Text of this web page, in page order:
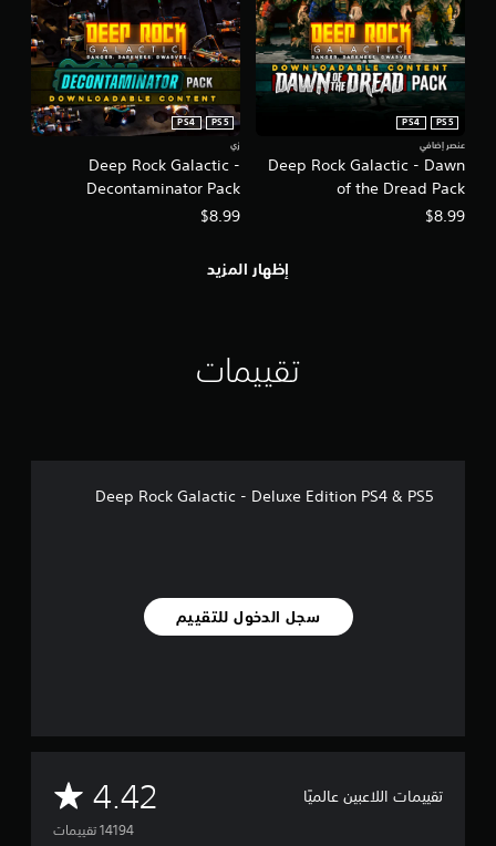
Deep Rock Galactic - Dawn
of the Dread Pack
PS5
PS4
عنصر إضافي
$8.99
Deep Rock Galactic -
Decontaminator Pack
PS5
PS4
زي
$8.99
إظهار المزيد
تقييمات
Deep Rock Galactic - Deluxe Edition PS4 & PS5
سجل الدخول للتقييم
تقييمات اللاعبين عالميًا 4.42م
ت